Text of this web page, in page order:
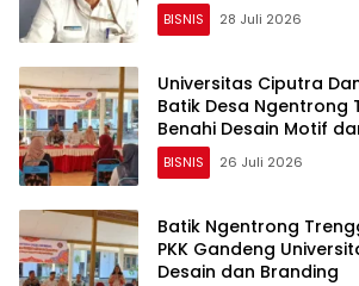
BISNIS 28 Juli 2026
Universitas Ciputra
Batik Desa Ngentrong
Benahi Desain Motif
BISNIS 26 Juli 2026
Batik Ngentrong
PKK Gandeng
Desain dan Branding